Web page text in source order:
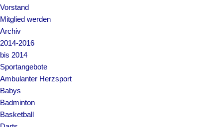
Vorstand
Mitglied werden
Archiv
2014-2016
bis 2014
Sportangebote
Ambulanter Herzsport
Babys
Badminton
Basketball